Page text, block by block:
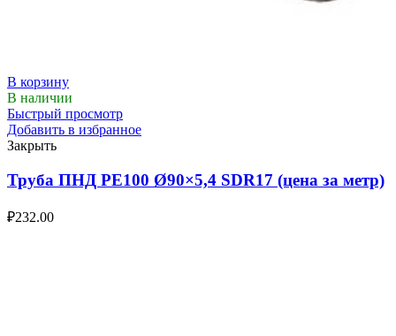
В корзину
В наличии
Быстрый просмотр
Добавить в избранное
Закрыть
Труба ПНД РЕ100 Ø90×5,4 SDR17 (цена за метр)
₽232.00